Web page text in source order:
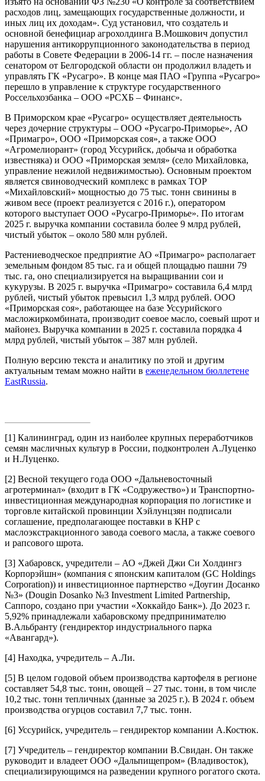
расходов лиц, замещающих государственные должности, и
иных лиц их доходам». Суд установил, что создатель и
основной бенефициар агрохолдинга В.Мошкович допустил
нарушения антикоррупционного законодательства в период
работы в Совете Федерации в 2006-14 гг. – после назначения
сенатором от Белгородской области он продолжил владеть и
управлять ГК «Русагро». В конце мая ПАО «Группа «Русагро»
перешло в управление к структуре государственного
Россельхозбанка – ООО «РСХБ – Финанс».
В Приморском крае «Русагро» осуществляет деятельность
через дочерние структуры – ООО «Русагро-Приморье», АО
«Примагро», ООО «Приморская соя», а также ООО
«Агромелиорант» (город Уссурийск, добыча и обработка
известняка) и ООО «Приморская земля» (село Михайловка,
управление нежилой недвижимостью). Основным проектом
является свиноводческий комплекс в рамках ТОР
«Михайловский» мощностью до 75 тыс. тонн свинины в
живом весе (проект реализуется с 2016 г.), оператором
которого выступает ООО «Русагро-Приморье». По итогам
2025 г. выручка компании составила более 9 млрд рублей,
чистый убыток – около 580 млн рублей.
Растениеводческое предприятие АО «Примагро» располагает
земельным фондом 85 тыс. га и общей площадью пашни 79
тыс. га, оно специализируется на выращивании сои и
кукурузы. В 2025 г. выручка «Примагро» составила 6,4 млрд
рублей, чистый убыток превысил 1,3 млрд рублей. ООО
«Приморская соя», работающее на базе Уссурийского
масложиркомбината, производит соевое масло, соевый шрот и
майонез. Выручка компании в 2025 г. составила порядка 4
млрд рублей, чистый убыток – 387 млн рублей.
Полную версию текста и аналитику по этой и другим
актуальным темам можно найти в еженедельном бюллетене
EastRussia.
[1] Калининград, один из наиболее крупных переработчиков
семян масличных культур в России, подконтролен А.Луценко
и Н.Луценко.
[2] Весной текущего года ООО «Дальневосточный
агротерминал» (входит в ГК «Содружество») и Транспортно-
инвестиционная международная корпорация по логистике и
торговле китайской провинции Хэйлунцзян подписали
соглашение, предполагающее поставки в КНР с
маслоэкстракционного завода соевого масла, а также соевого
и рапсового шрота.
[3] Хабаровск, учредители – АО «Джей Джи Си Холдингз
Корпорэйшн» (компания с японским капиталом (GC Holdings
Corporation)) и инвестиционное партнерство «Доугин Досанко
№3» (Dougin Dosanko №3 Investment Limited Partnership,
Саппоро, создано при участии «Хоккайдо Банк»). До 2023 г.
5,92% принадлежали хабаровскому предпринимателю
В.Альбранту (гендиректор индустриального парка
«Авангард»).
[4] Находка, учредитель – А.Ли.
[5] В целом годовой объем производства картофеля в регионе
составляет 54,8 тыс. тонн, овощей – 27 тыс. тонн, в том числе
10,2 тыс. тонн тепличных (данные за 2025 г.). В 2024 г. объем
производства огурцов составил 7,7 тыс. тонн.
[6] Уссурийск, учредитель – гендиректор компании А.Костюк.
[7] Учредитель – гендиректор компании В.Свидан. Он также
руководит и владеет ООО «Дальпищепром» (Владивосток),
специализирующимся на разведении крупного рогатого скота.